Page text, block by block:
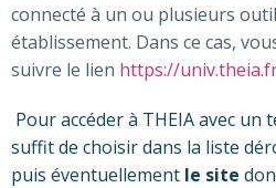
connecté à un ou plusieurs
établissement. Dans ce cas,
suivre le lien https://
Pour accéder à THEIA avec un
suffit de choisir dans la liste
puis éventuellement le site